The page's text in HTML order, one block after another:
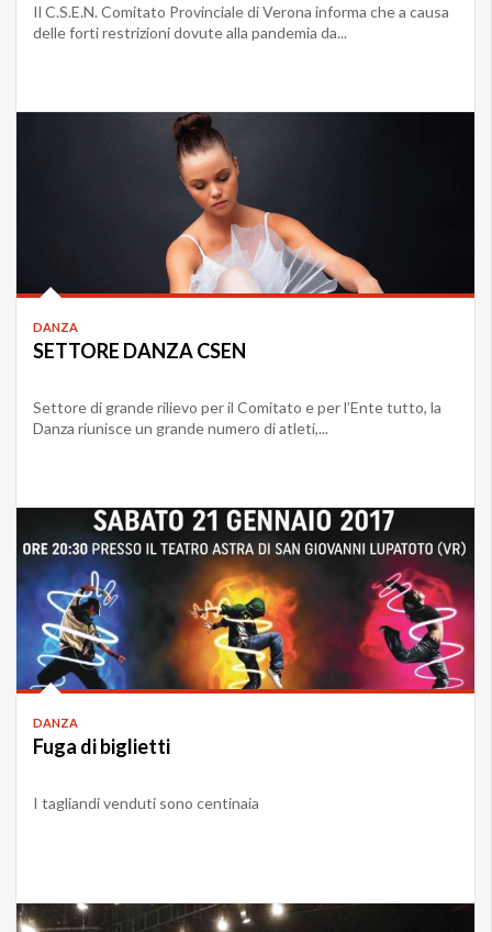
Il C.S.E.N. Comitato Provinciale di Verona informa che a causa
delle forti restrizioni dovute alla pandemia da...
DANZA
SETTORE DANZA CSEN
Settore di grande rilievo per il Comitato e per l’Ente tutto, la
Danza riunisce un grande numero di atleti,...
DANZA
Fuga di biglietti
I tagliandi venduti sono centinaia